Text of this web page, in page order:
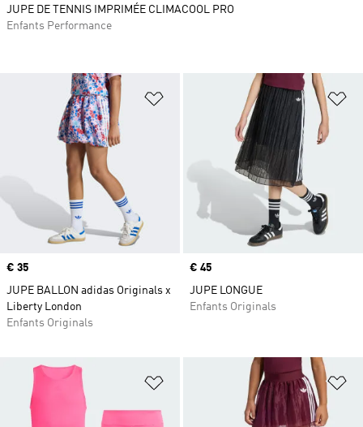
Ajouter à la Liste de produits
Prix
€ 35
JUPE BALLON adidas Originals x
Liberty London
Enfants Originals
Prix
€ 45
JUPE LONGUE
Enfants Originals
Ajouter à la Liste de produits
JUPE DE TENNIS IMPRIMÉE CLIMACOOL PRO
Enfants Performance